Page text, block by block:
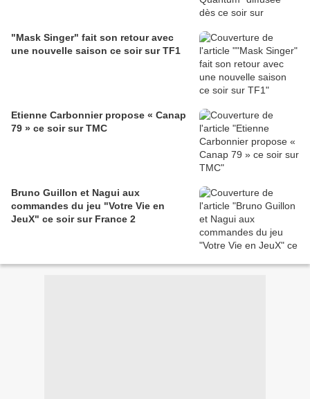
"Mask Singer" fait son retour avec
une nouvelle saison ce soir sur TF1
Etienne Carbonnier propose « Canap
79 » ce soir sur TMC
Bruno Guillon et Nagui aux
commandes du jeu "Votre Vie en
JeuX" ce soir sur France 2